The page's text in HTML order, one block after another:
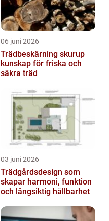
06 juni 2026
Trädbeskärning skurup
kunskap för friska och
säkra träd
03 juni 2026
Trädgårdsdesign som
skapar harmoni, funktion
och långsiktig hållbarhet